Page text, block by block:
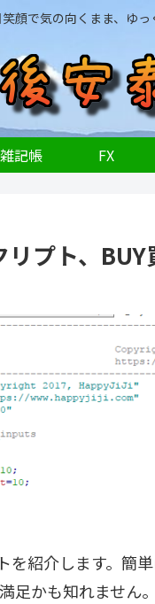
顔で気の向くまま、ゆ
記帳 FX
プト、BUY
紹介します。簡
足かも知れません